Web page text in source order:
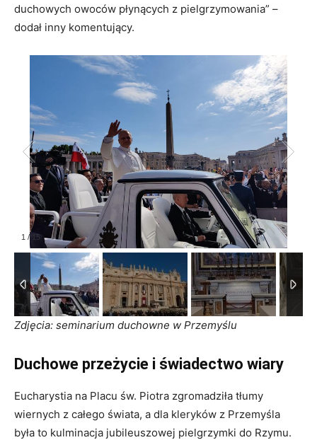
duchowych owoców płynących z pielgrzymowania” –
dodał inny komentujący.
1 / 15
Zdjęcia: seminarium duchowne w Przemyślu
Duchowe przeżycie i świadectwo wiary
Eucharystia na Placu św. Piotra zgromadziła tłumy
wiernych z całego świata, a dla kleryków z Przemyśla
była to kulminacja jubileuszowej pielgrzymki do Rzymu.